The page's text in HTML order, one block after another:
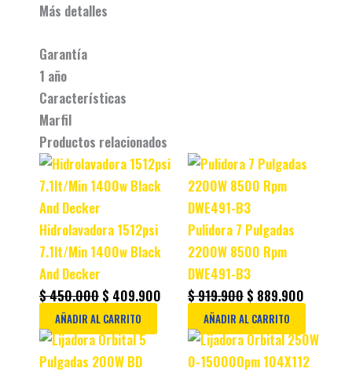
Más detalles
Garantía
1 año
Características
Marfil
Productos relacionados
Hidrolavadora 1512psi
7.1lt/Min 1400w Black
And Decker
$450.000
Original
price
$ 450.000.
$ 409.900
Current
price
$ 409.900.
AÑADIR AL CARRITO
Pulidora 7 Pulgadas
2200W 8500 Rpm
DWE491-B3
$919.900
Original
price
was:
$ 919.900.
$ 889.900
Current
AÑADIR AL CARRITO
Original
price
Current
Original
price
Current
price